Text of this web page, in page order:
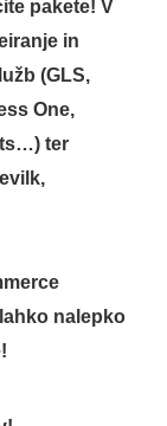
pakete! V
in
(GLS,
One,
ter
nalepko